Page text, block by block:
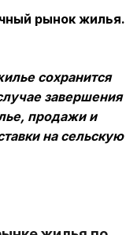
рынок жилья.
сохранится
завершения
продажи и
на сельскую